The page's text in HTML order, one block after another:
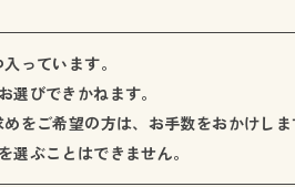
っています。
びできかねます。
をご希望の方は、お手数をおかけしま
ぶことはできません。